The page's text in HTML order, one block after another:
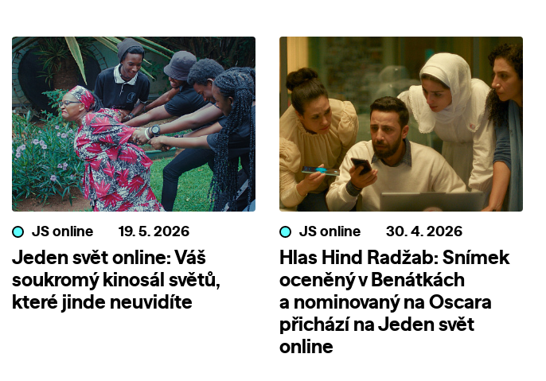
JS online 19. 5. 2026
Jeden svět online: Váš
soukromý kinosál světů,
které jinde neuvidíte
JS online 30. 4. 2026
Hlas Hind Radžab: Snímek
oceněný v Benátkách
a nominovaný na Oscara
přichází na Jeden svět
online